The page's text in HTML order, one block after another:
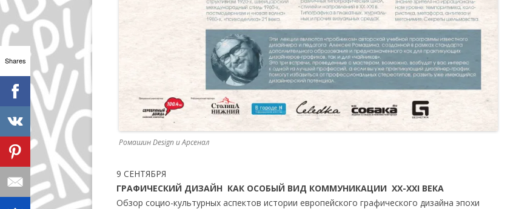
Ромашин Design и Арсенал
9 СЕНТЯБРЯ
ГРАФИЧЕСКИЙ ДИЗАЙН КАК ОСОБЫЙ ВИД КОММУНИКАЦИИ XX-XXI ВЕКА
Обзор социо-культурных аспектов истории европейского графического дизайна эпохи
Shares